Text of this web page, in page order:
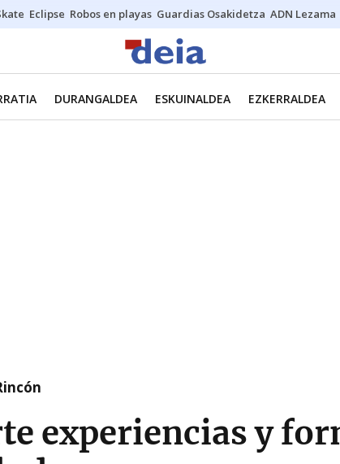
Eclipse Robos en playas Guardias Osakidetza ADN Lezama
DURANGALDEA ESKUINALDEA EZKERRALDEA
experiencias y